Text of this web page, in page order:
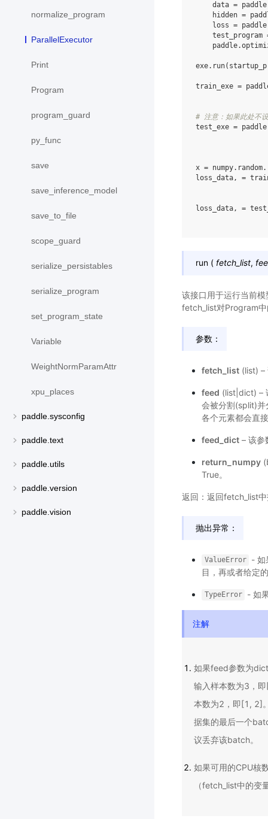
normalize_program
ParallelExecutor
Print
Program
program_guard
py_func
save
save_inference_model
save_to_file
scope_guard
serialize_persistables
serialize_program
set_program_state
Variable
WeightNormParamAttr
xpu_places
paddle.sysconfig
paddle.text
paddle.utils
paddle.version
paddle.vision
data = paddle
hidden =
loss = paddle
test_program
paddle.
exe. run(
train_exe =
# 注意：如果此处不
test_exe = paddle
x = numpy. random.
loss_data, =
loss_data, =
run ( fetch_list,
该接口用于运行当前
fetch_list对Program
参数：
fetch_list(list) –
feed (list|dict) –
会被分割(split)并
各个元素都会直
feed_dict– 该参
return_numpy
True。
返回：返回fetch_list
抛出异常：
ValueError
- 如
目，再或者给定
TypeError - 如
注解
如果feed参数为
输入样本数为3，
本数为2，即[1, 2]
据集的最后一个
议丢弃该batch。
如果可用的CPU核
（fetch_list中的变